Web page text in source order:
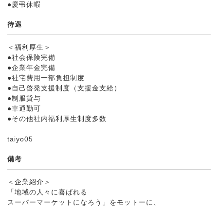
●慶弔休暇
待遇
＜福利厚生＞
●社会保険完備
●企業年金完備
●社宅費用一部負担制度
●自己啓発支援制度（支援金支給）
●制服貸与
●車通勤可
●その他社内福利厚生制度多数
taiyo05
備考
＜企業紹介＞
「地域の人々に喜ばれる
スーパーマーケットになろう」をモットーに、